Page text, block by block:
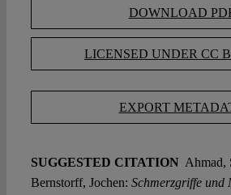
DOWNLOAD
LICENSED UNDER CC
EXPORT
SUGGESTED CITATION Ahmad,
Bernstorff, Jochen: Schmerzgriffe und